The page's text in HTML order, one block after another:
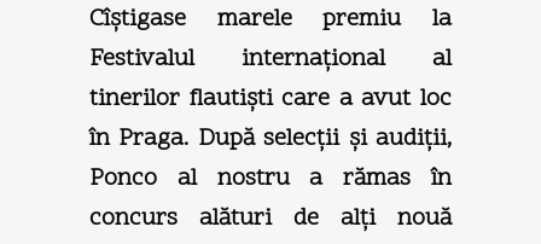
Cîştigase marele premiu la
Festivalul internaţional al
tinerilor flautişti care a avut loc
în Praga. După selecţii şi audiţii,
Ponco al nostru a rămas în
concurs alături de alţi nouă